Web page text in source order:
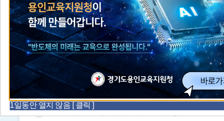
공
지
사
항
공지사항 가정통신문(교육청)
2026년 방과후학교 지원인력(한시적기간제근로자) 5차 채용 면접심사 대상자 공고
2026년 제12회 신규 교육공무직원(조리사,조리실무사) 채용 공고
2026년 제11회 신규 교육공무직원(조리사,조리실무사) 채용 서류·면접 합격자 공고
2026년 제10회 신규 교육공무직원 채용 면접심사 대상자 공고
2026년 용인교육지원청 편․불법 운영학원 지도점검 보조인력 채용 재공고
1일동안 열지 않음 [ 클릭 ]